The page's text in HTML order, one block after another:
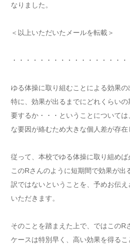
なりました。
＜以上いただいたメールを転載＞
・・・・・・・・・・・・・・・・・
ゆる体操に取り組むことによる効果の
特に、効果が出るまでにどれくらいの
要するか・・・ということについては
な要因が絡むため大きな個人差が存在
従って、本校でゆる体操に取り組めば
このRさんのように短期間で効果が出
訳ではないということを、予めお伝え
いただきます。
そのことを踏まえた上で、ではこのR
ケースは特別早く、高い効果を得るこ